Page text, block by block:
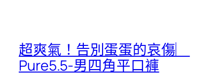
超爽氣！告別蛋蛋的哀傷︳
Pure5.5-男四角平口褲